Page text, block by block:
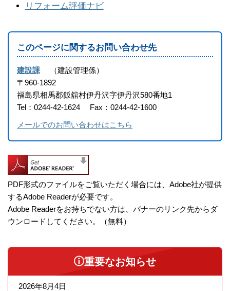
リフォーム評価ナビ
このページに関するお問い合わせ先
建設課
建設管理係
〒960-1892
福島県相馬郡飯舘村伊丹沢字伊丹沢580番地1
Tel：0244-42-1624
Fax：0244-42-1600
メールでのお問い合わせはこちら
PDF形式のファイルをご覧いただく場合には、Adobe社が提供
するAdobe Readerが必要です。
Adobe Readerをお持ちでない方は、バナーのリンク先からダ
ウンロードしてください。（無料）
重要なお知らせ
2026年8月4日